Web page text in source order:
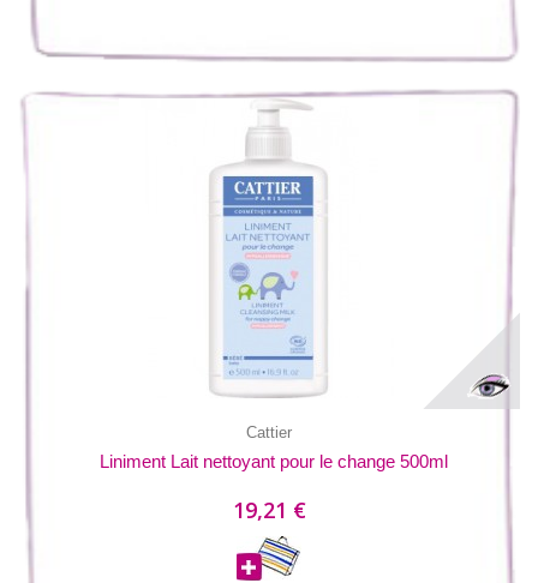
Cattier
Liniment Lait nettoyant pour le change 500ml
19,21 €